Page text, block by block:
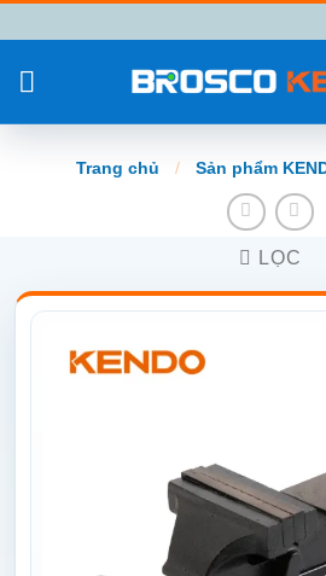
đến
nội
Trang chủ / Sản phẩm
LỌC